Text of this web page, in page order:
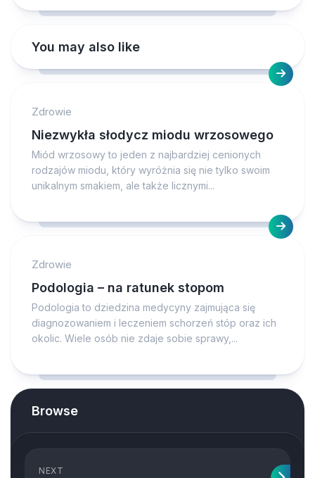
You may also like
Zdrowie
Niezwykła słodycz miodu wrzosowego
Miód wrzosowy to jeden z najbardziej cenionych
rodzajów miodu, który wyróżnia się nie tylko swoim
unikalnym smakiem, ale także licznymi...
Zdrowie
Podologia – na ratunek stopom
Podologia to dziedzina medycyny zajmująca się
diagnozowaniem i leczeniem schorzeń stóp oraz ich
okolic. Wiele osób nie zdaje sobie sprawy,...
Browse
NEXT